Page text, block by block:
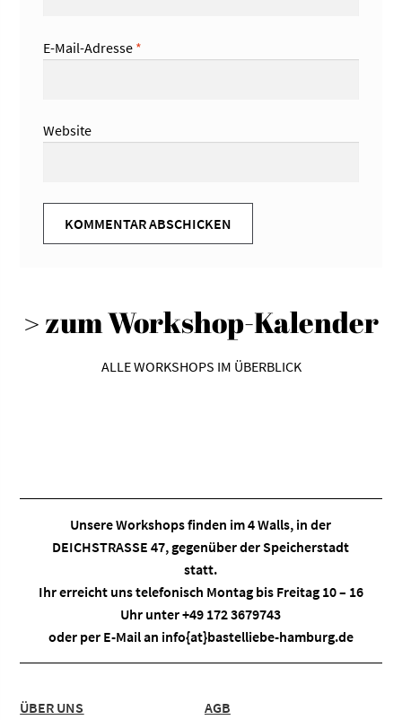
E-Mail-Adresse *
Website
> zum Workshop-Kalender
ALLE WORKSHOPS IM ÜBERBLICK
Unsere Workshops finden im4 Walls, in der
DEICHSTRASSE 47, gegenüber der Speicherstadt
statt.
Ihr erreicht uns telefonisch Montag bis Freitag 10 – 16
Uhr unter +49 172 3679743
oder per E-Mail an info{at}bastelliebe-hamburg.de
ÜBER UNS
AGB